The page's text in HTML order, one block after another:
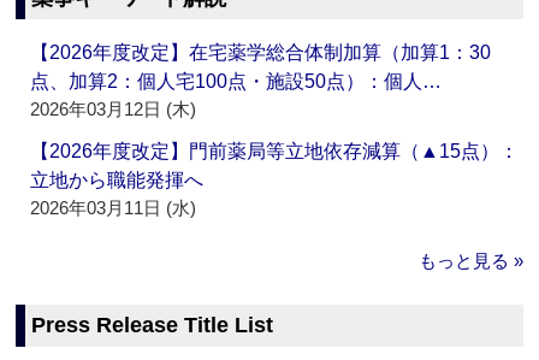
【2026年度改定】在宅薬学総合体制加算（加算1：30
点、加算2：個人宅100点・施設50点）：個人…
2026年03月12日 (木)
【2026年度改定】門前薬局等立地依存減算（▲15点）：
立地から職能発揮へ
2026年03月11日 (水)
もっと見る »
Press Release Title List